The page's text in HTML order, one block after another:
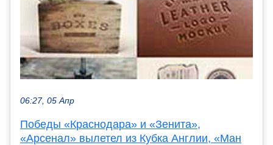
06:27, 05 Апр
Победы «Краснодара» и «Зенита»,
«Арсенал» вылетел из Кубка Англии, «Ман